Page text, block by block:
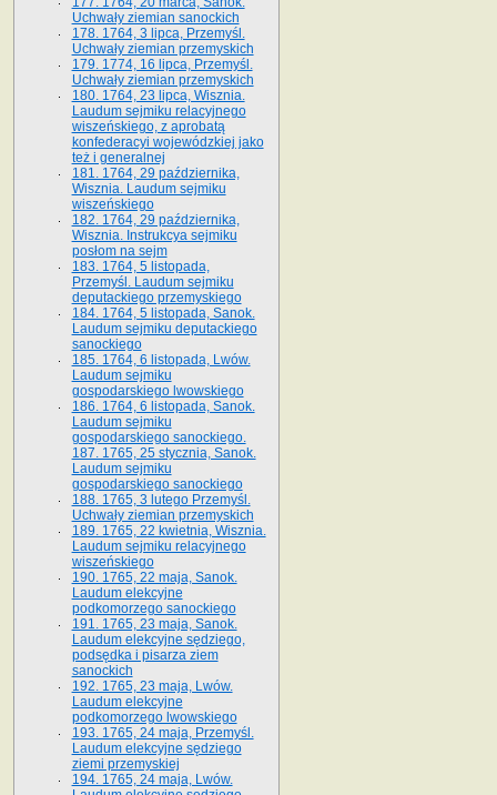
Uchwały ziemian sanockich
178. 1764, 3 lipca, Przemyśl.
Uchwały ziemian przemyskich
179. 1774, 16 lipca, Przemyśl.
Uchwały ziemian przemyskich
180. 1764, 23 lipca, Wisznia.
Laudum sejmiku relacyjnego
wiszeńskiego, z aprobatą
konfederacyi wojewódzkiej jako
też i generalnej
181. 1764, 29 października,
Wisznia. Laudum sejmiku
wiszeńskiego
182. 1764, 29 października,
Wisznia. Instrukcya sejmiku
posłom na sejm
183. 1764, 5 listopada,
Przemyśl. Laudum sejmiku
deputackiego przemyskiego
184. 1764, 5 listopada, Sanok.
Laudum sejmiku deputackiego
sanockiego
185. 1764, 6 listopada, Lwów.
Laudum sejmiku
gospodarskiego lwowskiego
186. 1764, 6 listopada, Sanok.
Laudum sejmiku
gospodarskiego sanockiego.
187. 1765, 25 stycznia, Sanok.
Laudum sejmiku
gospodarskiego sanockiego
188. 1765, 3 lutego Przemyśl.
Uchwały ziemian przemyskich
189. 1765, 22 kwietnia, Wisznia.
Laudum sejmiku relacyjnego
wiszeńskiego
190. 1765, 22 maja, Sanok.
Laudum elekcyjne
podkomorzego sanockiego
191. 1765, 23 maja, Sanok.
Laudum elekcyjne sędziego,
podsędka i pisarza ziem
sanockich
192. 1765, 23 maja, Lwów.
Laudum elekcyjne
podkomorzego lwowskiego
193. 1765, 24 maja, Przemyśl.
Laudum elekcyjne sędziego
ziemi przemyskiej
194. 1765, 24 maja, Lwów.